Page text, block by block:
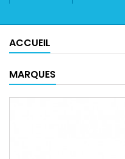
ACCUEIL
MARQUES